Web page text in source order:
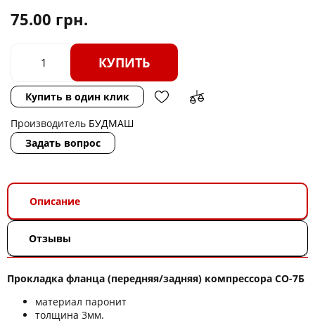
75.00 грн.
КУПИТЬ
Купить в один клик
Производитель БУДМАШ
Задать вопрос
Описание
Отзывы
Прокладка фланца (передняя/задняя) компрессора СО-7Б
материал паронит
толщина 3мм.